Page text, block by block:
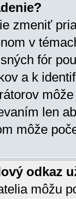
zmeniť
v
fór
a k
len
môže
odkaz
môžu